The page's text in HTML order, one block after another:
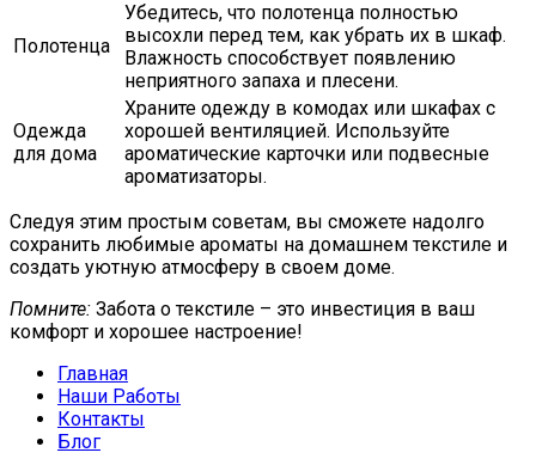
Полотенца
Убедитесь, что полотенца полностью
высохли перед тем, как убрать их в шкаф.
Влажность способствует появлению
неприятного запаха и плесени.
Одежда
для дома
Храните одежду в комодах или шкафах с
хорошей вентиляцией. Используйте
ароматические карточки или подвесные
ароматизаторы.
Следуя этим простым советам, вы сможете надолго
сохранить любимые ароматы на домашнем текстиле и
создать уютную атмосферу в своем доме.
Помните: Забота о текстиле – это инвестиция в ваш
комфорт и хорошее настроение!
Главная
Наши Работы
Контакты
Блог